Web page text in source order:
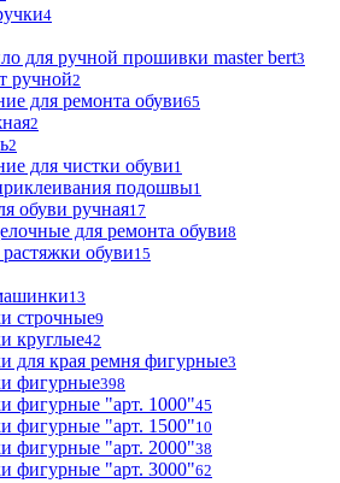
4
для ручной прошивки master bert3
ручной2
для ремонта обуви65
2
2
для чистки обуви1
подошвы1
обуви ручная17
для ремонта обуви8
обуви15
13
строчные9
круглые42
для края ремня фигурные3
фигурные398
фигурные "арт. 1000"45
фигурные "арт. 1500"10
фигурные "арт. 2000"38
фигурные "арт. 3000"62